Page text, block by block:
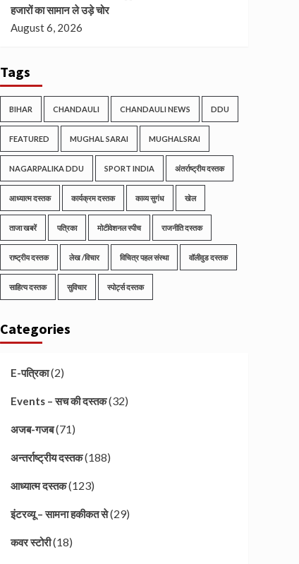
हजारों का सामान ले उड़े चोर
August 6, 2026
Tags
BIHAR CHANDAULI CHANDAULI NEWS DDU
FEATURED MUGHAL SARAI MUGHALSRAI
NAGARPALIKA DDU SPORT INDIA अंतर्राष्ट्रीय दस्तक
आध्यात्म दस्तक कार्यक्रम दस्तक काव्य सुगंध खेल
ताजा खबरें पत्रिका मोटीवेशनल स्पीच राजनीति दस्तक
राष्ट्रीय दस्तक लेख /विचार विचित्र पहल संस्था वॉलीवुड दस्तक
साहित्य दस्तक सुविचार स्पोर्ट्स दस्तक
Categories
E-पत्रिका(2)
Events – सच की दस्तक(32)
अजब-गजब(71)
अन्तर्राष्ट्रीय दस्तक(188)
आध्यात्म दस्तक(123)
इंटरव्यू – सामना हकीकत से(29)
कवर स्टोरी(18)